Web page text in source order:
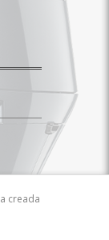
creada